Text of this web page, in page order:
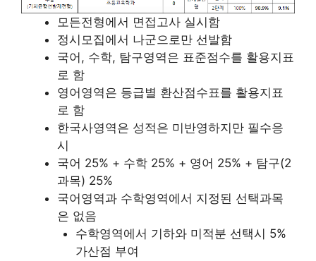
모든전형에서 면접고사 실시함
정시모집에서 나군으로만 선발함
국어, 수학, 탐구영역은 표준점수를 활용지표
로 함
영어영역은 등급별 환산점수표를 활용지표
로 함
한국사영역은 성적은 미반영하지만 필수응
시
국어 25% + 수학 25% + 영어 25% + 탐구(2
과목) 25%
국어영역과 수학영역에서 지정된 선택과목
은 없음
수학영역에서 기하와 미적분 선택시 5%
가산점 부여